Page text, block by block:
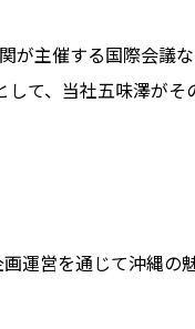
が主催する国際会議
て、当社五味澤がそ
運営を通じて沖縄の